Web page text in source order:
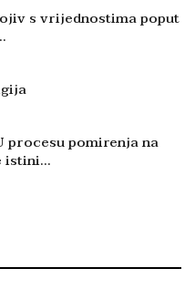
s vrijednostima poput
procesu pomirenja na
istini…